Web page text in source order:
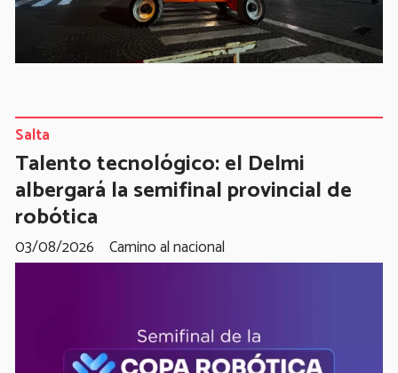
Talento tecnológico: el Delmi
albergará la semifinal provincial de
robótica
Camino al nacional
Salta
03/08/2026